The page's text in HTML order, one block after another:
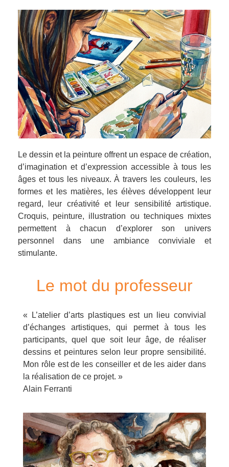
Le dessin et la peinture offrent un espace de création,
d’imagination et d’expression accessible à tous les
âges et tous les niveaux. À travers les couleurs, les
formes et les matières, les élèves développent leur
regard, leur créativité et leur sensibilité artistique.
Croquis, peinture, illustration ou techniques mixtes
permettent à chacun d’explorer son univers
personnel dans une ambiance conviviale et
stimulante.
Le mot du professeur
« L’atelier d’arts plastiques est un lieu convivial
d’échanges artistiques, qui permet à tous les
participants, quel que soit leur âge, de réaliser
dessins et peintures selon leur propre sensibilité.
Mon rôle est de les conseiller et de les aider dans
la réalisation de ce projet. »
Alain Ferranti